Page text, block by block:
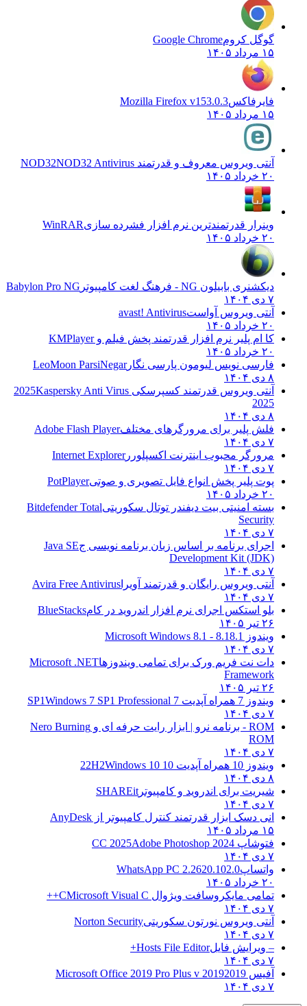
گوگل کرومGoogle Chrome
فایرفاکسMozilla Firefox v153.0.3
آنتی ویروس معروف و قدرتمند NOD32NOD32 Antivirus
وینرار قدرتمندترین نرم افزار فشرده سازیWinRAR
دیکشنری بابیلون NG - فرهنگ لغت کامپیوتر
Babylon Pro NG
آنتی ویروس آواستavast! Antivirus
کا ام پلیر نرم افزار قدرتمند پخش فیلم وKMPlayer
فارسی نویس لیومون پارسی نگار LeoMoon ParsiNegar
آنتی ویروس قدرتمند کسپرسکی 2025Kaspersky Anti Virus
2025
فلش پلیر برای مرورگرهای مختلفAdobe Flash Player
مرورگر محبوب اینترنت اکسپلوررInternet Explorer
پوت پلیر پخش انواع فایل تصویری و صوتیPotPlayer
بسته امنیتی بیت دیفندر توتال سکوریتی Bitdefender Total
Security
اجرای برنامه بر اساس زبان برنامه نویسی جJava SE
Development Kit (JDK)
آنتی ویروس رایگان و قدرتمند آویرا Avira Free Antivirus
بلو استکس اجرای نرم افزار اندروید در کام BlueStacks
ویندوز 8.18.1 - Microsoft Windows 8.1
دات نت فریم ورک برای تمامی ویندوزهاMicrosoft .NET
Framework
ویندوز 7 همراه آپدیت 7 SP1
Windows 7 SP1 Professional
ROM - برنامه نرو | ابزار رایت حرفه ای و
Nero Burning
ROM
ویندوز 10 همراه آپدیت 10 22H2
Windows 10
شیریت برای اندروید و کامپیوترSHAREit
انی دسک ابزار قدرتمند کنترل کامپیوتر از AnyDesk
فتوشاپ CC 2025Adobe Photoshop 2024
واتساپWhatsApp PC 2.2620.102.0
تمامی مایکروسافت ویژوال CMicrosoft Visual C++
آنتی ویروس نورتون سکوریتی Norton Security
– ویرایش فایلHosts File Editor+
آفیس 20192019 Microsoft Office 2019 Pro Plus v